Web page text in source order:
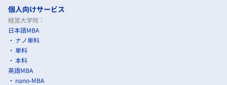
個人向けサービス
経営大学院：
日本語MBA
ナノ単科
単科
本科
英語MBA
nano-MBA